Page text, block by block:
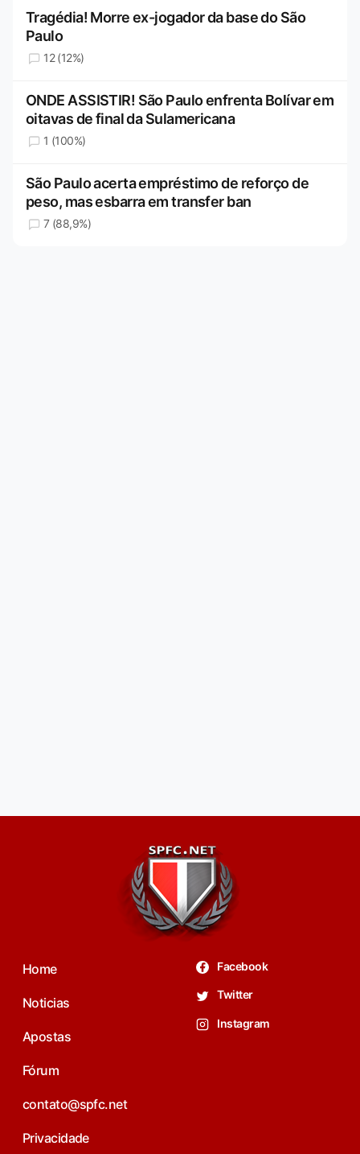
Tragédia! Morre ex-jogador da base do São
Paulo
12 (12%)
ONDE ASSISTIR! São Paulo enfrenta Bolívar em
oitavas de final da Sulamericana
1 (100%)
São Paulo acerta empréstimo de reforço de
peso, mas esbarra em transfer ban
7 (88,9%)
Home
Noticias
Apostas
Fórum
contato@spfc.net
Privacidade
Facebook
Twitter
Instagram